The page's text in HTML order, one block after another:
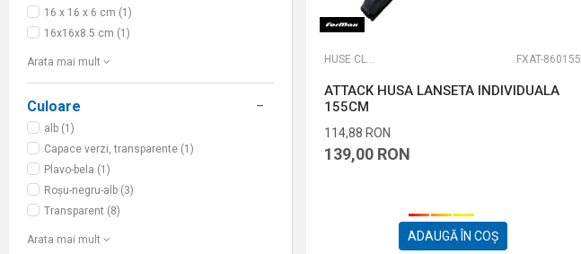
16 x 16 x 6 cm (1)
16x16x8.5 cm (1)
Arata mai mult
Culoare
alb (1)
Capace verzi, transparente (1)
Plavo-bela (1)
Roșu-negru-alb (3)
Transparent (8)
Arata mai mult
HUSE CLASSICE FXAT-860155
ATTACK HUSA LANSETA INDIVIDUALA
155CM
114,88 RON
139,00 RON
ADAUGĂ ÎN COȘ